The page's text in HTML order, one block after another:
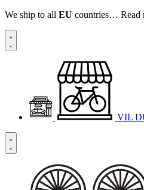
We ship to all EU countries… Read
VIL